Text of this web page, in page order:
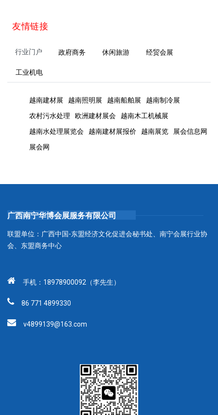
友情链接
行业门户 政府商务 休闲旅游 经贸会展
工业机电
越南建材展 越南照明展 越南船舶展
越南制冷展
农村污水处理
欧洲建材展会
越南木工机械展
越南水处理展览会
越南建材展报价 越南展览
展会信息网
展会网
广西南宁华博会展服务有限公司
联盟单位：广西中国-东盟经济文化促进会秘书处、南宁会展行业协
会、东盟商务中心
手机：18978900092（李先生）
86 771 4899330
v4899139@163.com